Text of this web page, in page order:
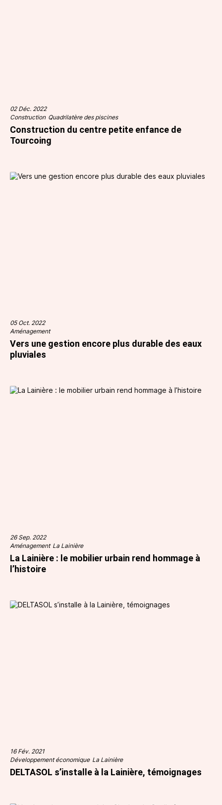
02 Déc. 2022
Construction Quadrilatère des piscines
Construction du centre petite enfance de
Tourcoing
05 Oct. 2022
Aménagement
Vers une gestion encore plus durable des eaux
pluviales
26 Sep. 2022
Aménagement La Lainière
La Lainière : le mobilier urbain rend hommage à
l’histoire
16 Fév. 2021
Développement économique La Lainière
DELTASOL s’installe à la Lainière, témoignages